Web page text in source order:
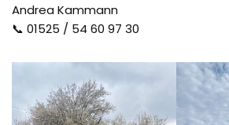
Andrea Kammann
📞 01525 / 54 60 97 30